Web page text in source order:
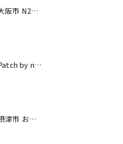
大阪市 N2COFFEE様 新装工事
Patch by ninon 様 改装工事
摂津市 お好み焼き マルケン様 改装工事